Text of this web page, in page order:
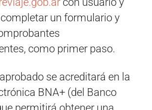
un formulario y
como primer paso.
se acreditará en la
BNA+ (del Banco